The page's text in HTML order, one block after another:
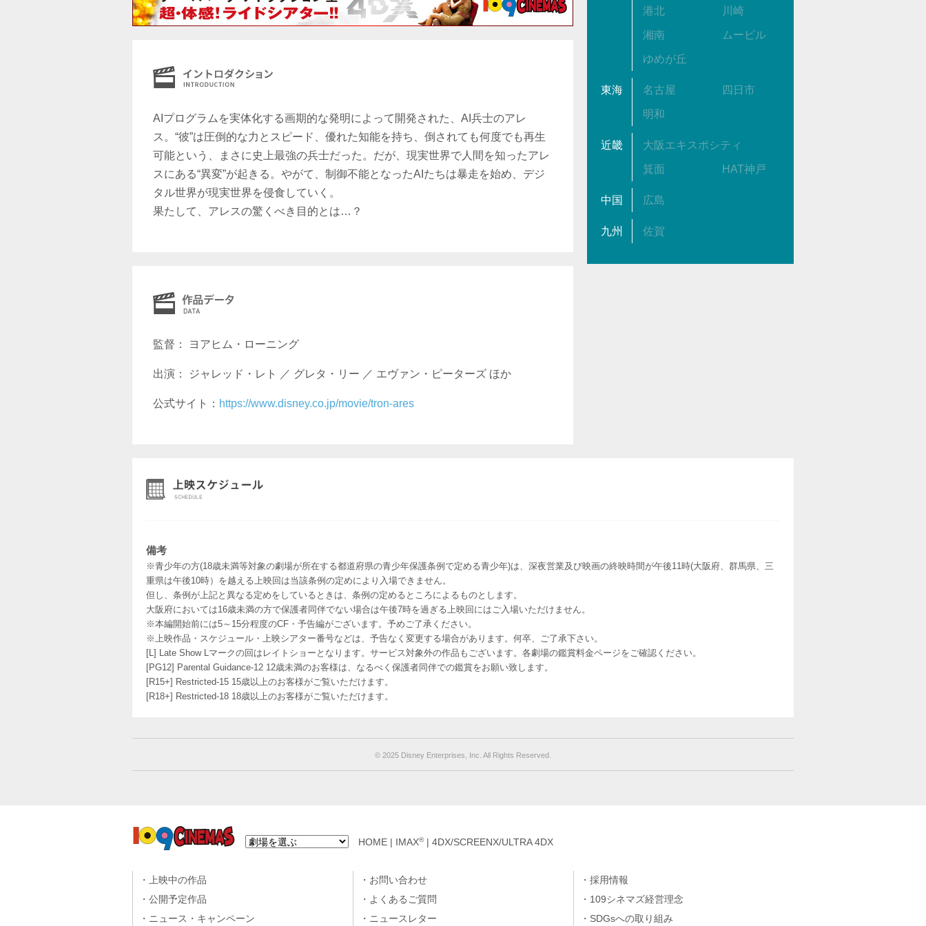
AIプログラムを実体化する画期的な発明によって開発された、AI兵士のアレ
ス。“彼”は圧倒的な力とスピード、優れた知能を持ち、倒されても何度でも再生
可能という、まさに史上最強の兵士だった。だが、現実世界で人間を知ったアレ
スにある“異変”が起きる。やがて、制御不能となったAIたちは暴走を始め、デジ
タル世界が現実世界を侵食していく。
果たして、アレスの驚くべき目的とは…？
監督： ヨアヒム・ローニング
出演： ジャレッド・レト ／ グレタ・リー ／ エヴァン・ピーターズ ほか
公式サイト： https://www.disney.co.jp/movie/tron-ares
港北 川崎
湘南 ムービル
ゆめが丘
東海 名古屋 四日市
明和
近畿 大阪エキスポシティ
箕面 HAT神戸
中国 広島
九州 佐賀
備考
※青少年の方(18歳未満等対象の劇場が所在する都道府県の青少年保護条例で定める青少年)は、深夜営業及び映画の終映時間が午後11時(大阪府、群馬県、三
重県は午後10時）を越える上映回は当該条例の定めにより入場できません。
但し、条例が上記と異なる定めをしているときは、条例の定めるところによるものとします。
大阪府においては16歳未満の方で保護者同伴でない場合は午後7時を過ぎる上映回にはご入場いただけません。
※本編開始前には5～15分程度のCF・予告編がございます。予めご了承ください。
※上映作品・スケジュール・上映シアター番号などは、予告なく変更する場合があります。何卒、ご了承下さい。
[L] Late Show Lマークの回はレイトショーとなります。サービス対象外の作品もございます。各劇場の鑑賞料金ページをご確認ください。
[PG12] Parental Guidance-12 12歳未満のお客様は、なるべく保護者同伴での鑑賞をお願い致します。
[R15+] Restricted-15 15歳以上のお客様がご覧いただけます。
[R18+] Restricted-18 18歳以上のお客様がご覧いただけます。
©︎ 2025 Disney Enterprises, Inc. All Rights Reserved.
HOME IMAX®| 4DX/SCREENX/ULTRA 4DX
上映中の作品
公開予定作品
ニュース・キャンペーン
お問い合わせ
よくあるご質問
ニュースレター
採用情報
109シネマズ経営理念
SDGsへの取り組み